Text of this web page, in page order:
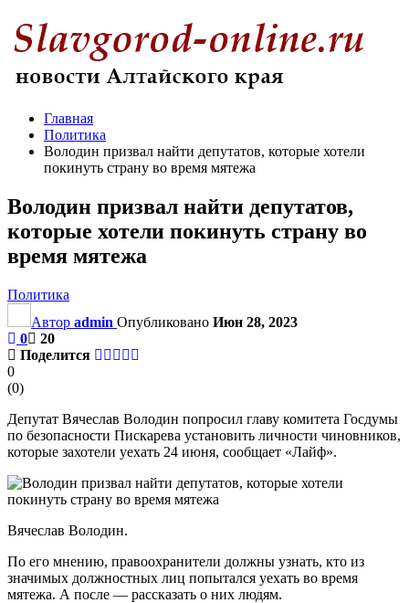
Главная
Политика
Володин призвал найти депутатов, которые хотели
покинуть страну во время мятежа
Володин призвал найти депутатов,
которые хотели покинуть страну во
время мятежа
Политика
Автор admin Опубликовано Июн 28, 2023
0
20
Поделится
0
(0)
Депутат Вячеслав Володин попросил главу комитета Госдумы
по безопасности Пискарева установить личности чиновников,
которые захотели уехать 24 июня, сообщает «Лайф».
Вячеслав Володин.
По его мнению, правоохранители должны узнать, кто из
значимых должностных лиц попытался уехать во время
мятежа. А после — рассказать о них людям.